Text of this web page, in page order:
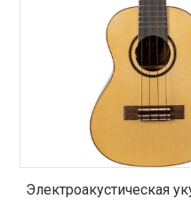
Электроакустическая